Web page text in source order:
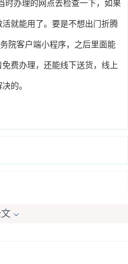
时办理的网点去检查一下，如果
就能用了。要是不想出门折腾
院客户端小程序，之后里面能
费办理，还能线下送货，线上
的。